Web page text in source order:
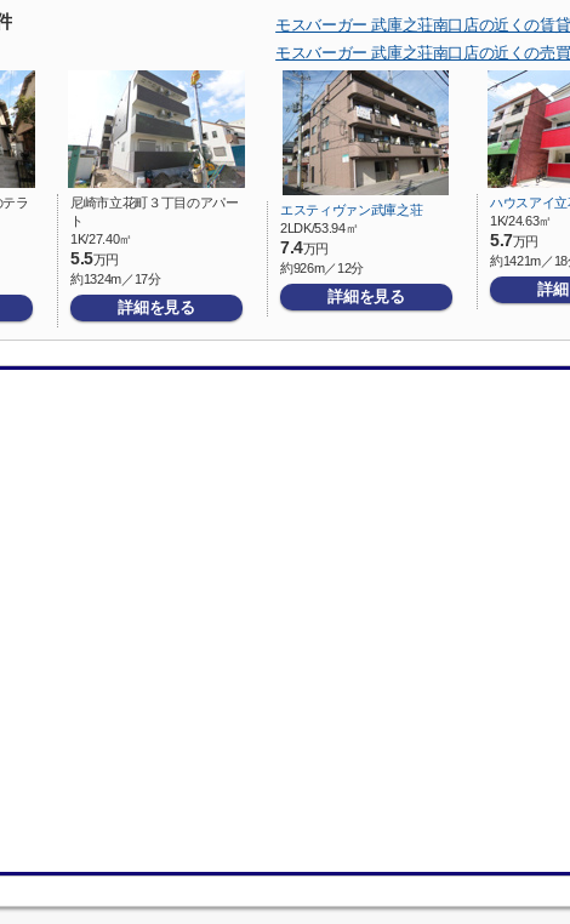
モスバーガー 武庫之荘南口店の近くの賃
モスバーガー 武庫之荘南口店の近くの売
ラ
尼崎市立花町３丁目のアパー
ト
1K/27.40㎡
5.5万円
約1324m／17分
詳細を見る
エスティヴァン武庫之荘
2LDK/53.94㎡
7.4万円
約926m／12分
詳細を見る
ハウスアイ
1K/24.63㎡
5.7万円
約1421m／18
詳